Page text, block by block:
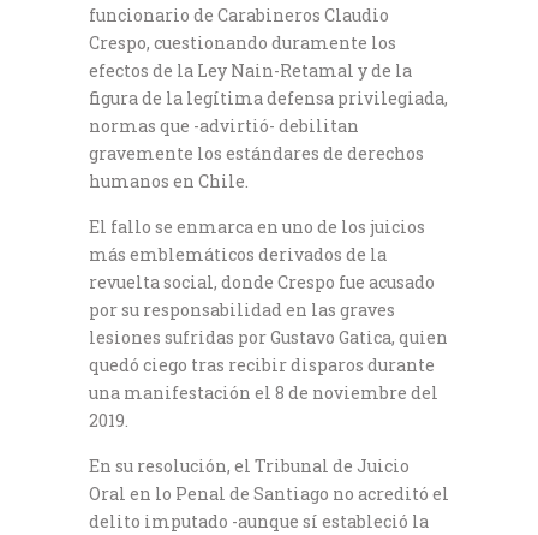
funcionario de Carabineros Claudio
Crespo, cuestionando duramente los
efectos de la Ley Nain-Retamal y de la
figura de la legítima defensa privilegiada,
normas que -advirtió- debilitan
gravemente los estándares de derechos
humanos en Chile.
El fallo se enmarca en uno de los juicios
más emblemáticos derivados de la
revuelta social, donde Crespo fue acusado
por su responsabilidad en las graves
lesiones sufridas por Gustavo Gatica, quien
quedó ciego tras recibir disparos durante
una manifestación el 8 de noviembre del
2019.
En su resolución, el Tribunal de Juicio
Oral en lo Penal de Santiago no acreditó el
delito imputado -aunque sí estableció la